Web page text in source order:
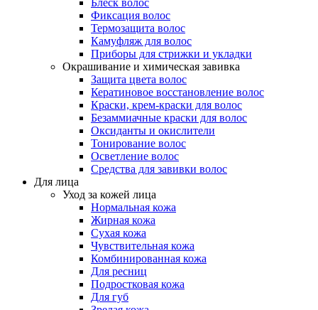
Блеск волос
Фиксация волос
Термозащита волос
Камуфляж для волос
Приборы для стрижки и укладки
Окрашивание и химическая завивка
Защита цвета волос
Кератиновое восстановление волос
Краски, крем-краски для волос
Безаммиачные краски для волос
Оксиданты и окислители
Тонирование волос
Осветление волос
Средства для завивки волос
Для лица
Уход за кожей лица
Нормальная кожа
Жирная кожа
Сухая кожа
Чувствительная кожа
Комбинированная кожа
Для ресниц
Подростковая кожа
Для губ